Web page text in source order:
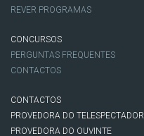
REVER PROGRAMAS
CONCURSOS
PERGUNTAS FREQUENTES
CONTACTOS
CONTACTOS
PROVEDORA DO TELESPECTADOR
PROVEDORA DO OUVINTE